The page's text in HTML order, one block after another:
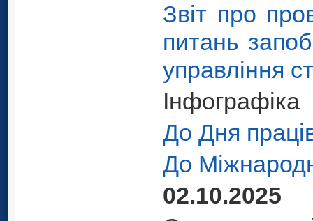
Звіт про
питань
управління
Інфографіка
До Дня
До
02.10.2025